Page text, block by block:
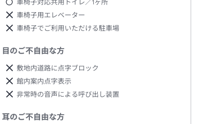
車椅子対応共用トイレ／1ヶ所
車椅子用エレベーター
車椅子でご利用いただける駐車場
目のご不自由な方
敷地内道路に点字ブロック
館内案内点字表示
非常時の音声による呼び出し装置
耳のご不自由な方